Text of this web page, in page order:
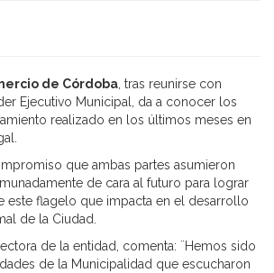
de Córdoba , tras reunirse con
Ejecutivo Municipal, da a conocer los
realizado en los últimos meses en
que ambas partes asumieron
de cara al futuro para lograr
este flagelo que impacta en el desarrollo
de la Ciudad.
de la entidad, comenta: ¨Hemos sido
de la Municipalidad que escucharon